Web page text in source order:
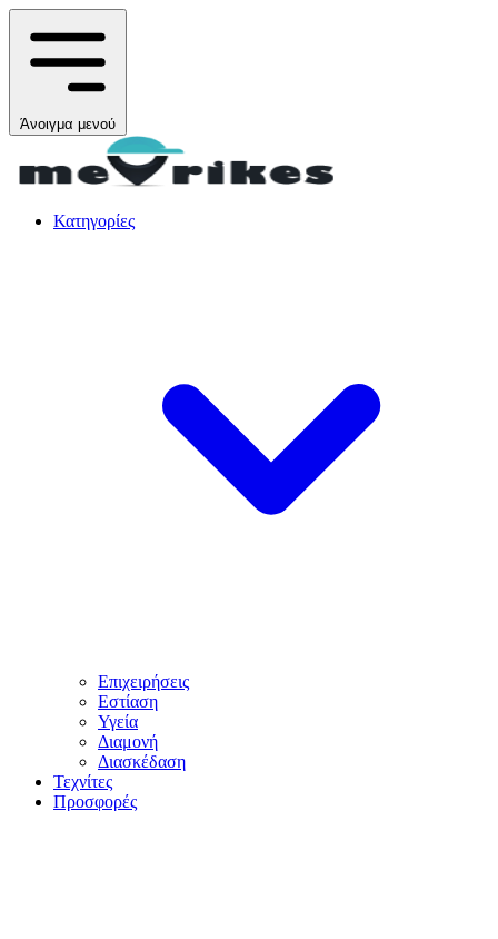
Άνοιγμα μενού
Κατηγορίες
Επιχειρήσεις
Εστίαση
Υγεία
Διαμονή
Διασκέδαση
Τεχνίτες
Προσφορές